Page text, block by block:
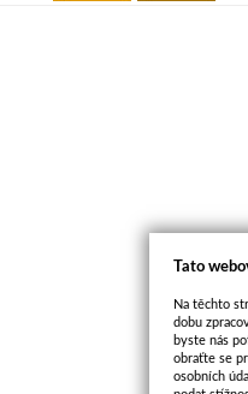
Tato
Na těchto
dobu
byste nás
obraťte se
osobních